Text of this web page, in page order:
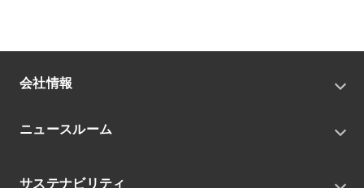
会社情報
会社概要
中期経営戦略
ニュースルーム
サステナビリティ